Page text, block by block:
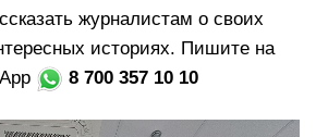
в
журналистам о своих
историях. Пишите на
8 700 357 10 10